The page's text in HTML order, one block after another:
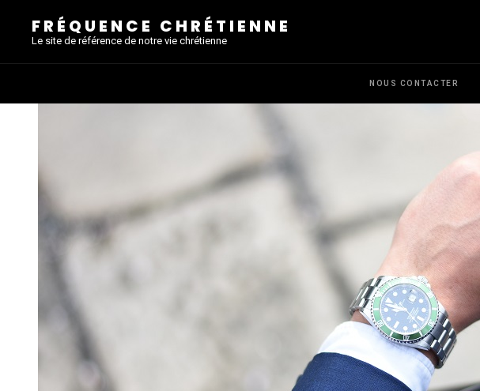
FRÉQUENCE CHRÉTIENNE
Le site de référence de notre vie chrétienne
NOUS CONTACTER